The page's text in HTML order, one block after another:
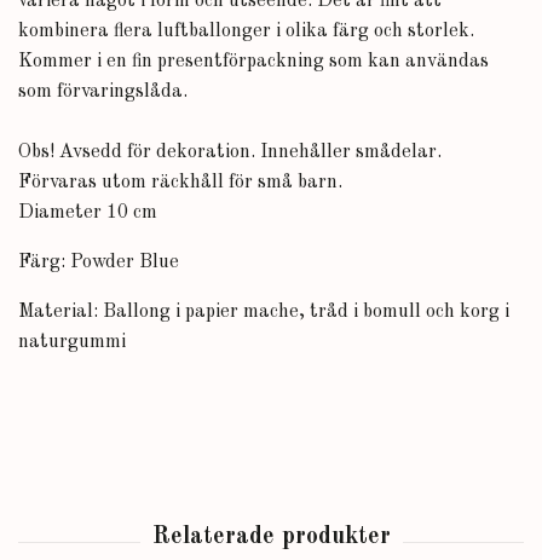
kombinera flera luftballonger i olika färg och storlek.
Kommer i en fin presentförpackning som kan användas
som förvaringslåda.
Obs! Avsedd för dekoration. Innehåller smådelar.
Förvaras utom räckhåll för små barn.
Diameter 10 cm
Färg: Powder Blue
Material: Ballong i papier mache, tråd i bomull och korg i
naturgummi